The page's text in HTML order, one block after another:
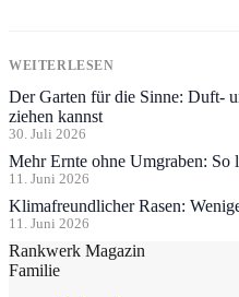
WEITERLESEN
Der Garten für die Sinne: Duft-
ziehen kannst
30. Juli 2026
Mehr Ernte ohne Umgraben: So
11. Juni 2026
Klimafreundlicher Rasen:
11. Juni 2026
Rankwerk Magazin
Familie